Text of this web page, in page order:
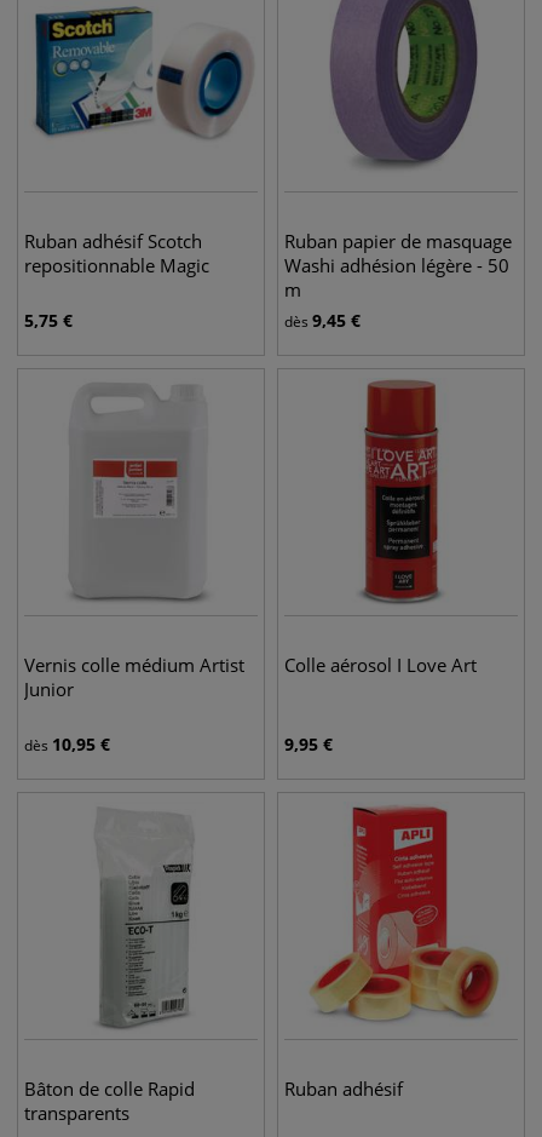
Ruban adhésif Scotch
repositionnable Magic
5,75 €
Ruban papier de masquage
Washi adhésion légère - 50
m
dès 9,45 €
Vernis colle médium Artist
Junior
dès 10,95 €
Colle aérosol I Love Art
9,95 €
Bâton de colle Rapid
transparents
Ruban adhésif